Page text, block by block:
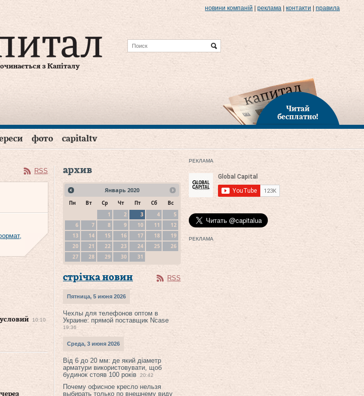
новини компаній реклама контакти правила
з Капіталу
Читай
бесплатно!
фото capitaltv
RSS
,
10:10
архив
Январь 2020
Пн Вт Ср Чт Пт Сб
Вс
1
2 3 4
5
6
7 8 9 10 11
12
13
14 15 16 17 18
19
20
21 22 23 24 25
26
27
28 29 30 31
стрічка новин RSS
Пятница, 5 июня 2026
Чехлы для телефонов оптом в
Украине: прямой поставщик Ncase
19:36
Среда, 3 июня 2026
Від 6 до 20 мм: де який діаметр
арматури використовувати, щоб
будинок стояв 100 років
20:42
Почему офисное кресло нельзя
выбирать только по внешнему виду
РЕКЛАМА
РЕКЛАМА